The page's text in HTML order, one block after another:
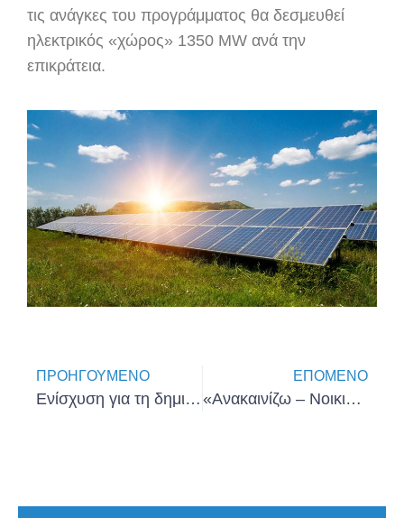
τις ανάγκες του προγράμματος θα δεσμευθεί
ηλεκτρικός «χώρος» 1350 MW ανά την
επικράτεια.
ΠΡΟΗΓΟΎΜΕΝΟ
Ενίσχυση για τη δημιουργία νέων επιχειρήσεων
ΕΠΌΜΕΝΟ
«Ανακαινίζω – Νοικιάζω»